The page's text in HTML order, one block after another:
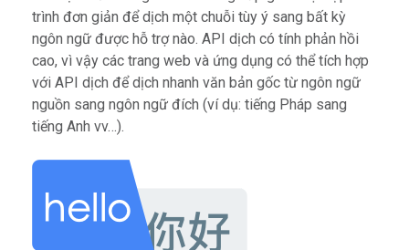
trình đơn giản để dịch một chuỗi tùy ý sang bất kỳ
ngôn ngữ được hỗ trợ nào. API dịch có tính phản hồi
cao, vì vậy các trang web và ứng dụng có thể tích hợp
với API dịch để dịch nhanh văn bản gốc từ ngôn ngữ
nguồn sang ngôn ngữ đích (ví dụ: tiếng Pháp sang
tiếng Anh vv…).